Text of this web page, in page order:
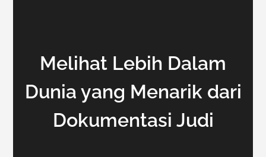
Melihat Lebih Dalam
Dunia yang Menarik dari
Dokumentasi Judi